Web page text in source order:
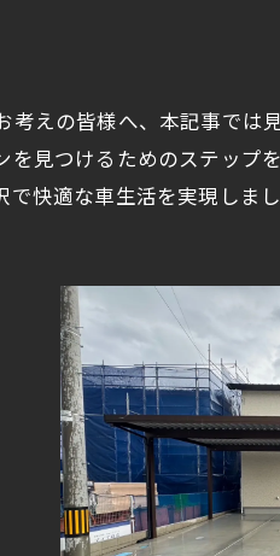
えの皆様へ、本記事で
を見つけるためのステッ
快適な車生活を実現しまし